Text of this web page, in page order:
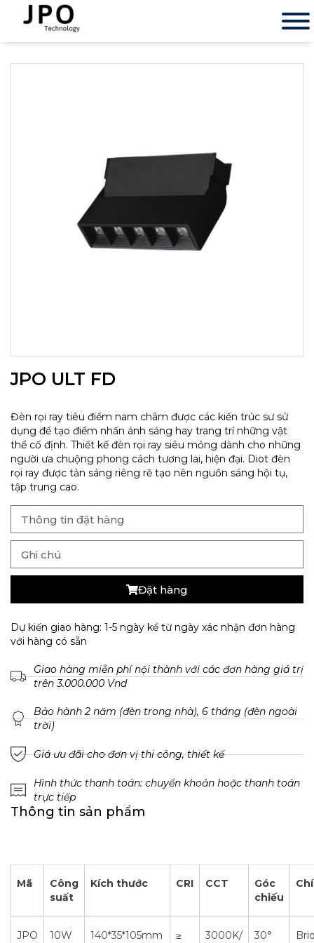
JPO ULT FD
Đèn rọi ray tiêu điểm nam châm được các kiến trúc sư sử
dụng để tạo điểm nhấn ánh sáng hay trang trí những vật
thể cố định. Thiết kế đèn rọi ray siêu mỏng dành cho những
người ưa chuộng phong cách tương lai, hiện đại. Diot đèn
rọi ray được tản sáng riêng rẽ tạo nên nguồn sáng hội tụ,
tập trung cao.
Đặt hàng
Dự kiến giao hàng: 1-5 ngày kể từ ngày xác nhận đơn hàng
với hàng có sẵn
Giao hàng miễn phí nội thành với các đơn hàng giá trị
trên 3.000.000 Vnd
Bảo hành 2 năm (đèn trong nhà), 6 tháng (đèn ngoài
trời)
Giá ưu đãi cho đơn vị thi công, thiết kế
Hình thức thanh toán: chuyển khoản hoặc thanh toán
trực tiếp
Thông tin sản phẩm
Mã
Công
suất
Kích thước CRI CCT
Góc
chiếu
JPO 10W 140*35*105mm ≥ 3000K/ 30°